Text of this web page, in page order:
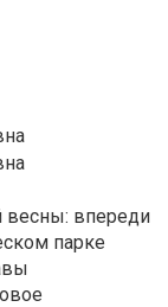
весны: впереди
парке